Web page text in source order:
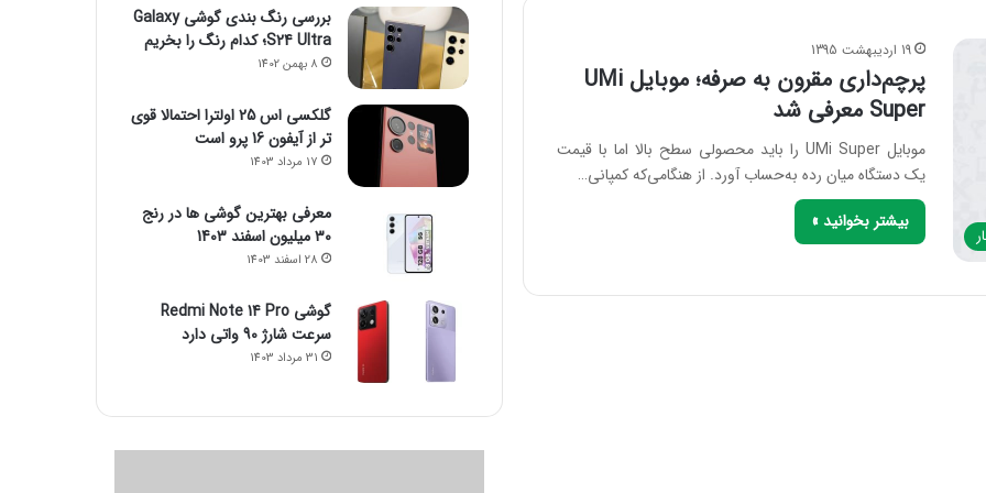
19 اردیبهشت 1395
پرچم‌داری مقرون به صرفه؛ موبایل UMi
Super معرفی شد
موبایل UMi Super را باید محصولی سطح بالا اما با قیمت
یک دستگاه میان رده به‌حساب آورد. از هنگامی‌که کمپانی…
بیشتر بخوانید »
بررسی رنگ بندی گوشی Galaxy
S24 Ultra؛ کدام رنگ را بخریم
8 بهمن 1402
گلکسی اس 25 اولترا احتمالا قوی
تر از آیفون 16 پرو است
17 مرداد 1403
معرفی بهترین گوشی ها در رنج
۳۰ میلیون اسفند 1403
28 اسفند 1403
گوشی Redmi Note 14 Pro
سرعت شارژ 90 واتی دارد
31 مرداد 1403